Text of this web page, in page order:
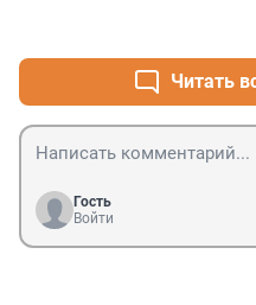
Читать
Гость
Войти